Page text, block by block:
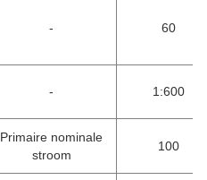
- 60
- 1:600
Primaire nominale
stroom
100